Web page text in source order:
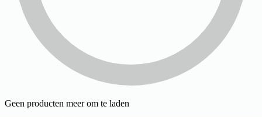
Geen producten meer om te laden